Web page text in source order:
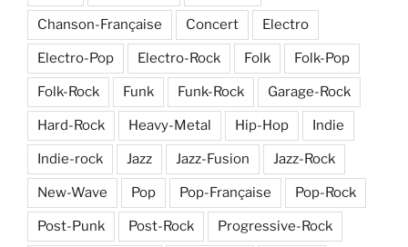
Chanson-Française Concert Electro
Electro-Pop Electro-Rock Folk Folk-Pop
Folk-Rock Funk Funk-Rock Garage-Rock
Hard-Rock Heavy-Metal Hip-Hop Indie
Indie-rock Jazz Jazz-Fusion Jazz-Rock
New-Wave Pop Pop-Française Pop-Rock
Post-Punk Post-Rock Progressive-Rock